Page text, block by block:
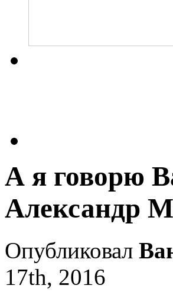
А я говорю
Александр
Опубликовал
17th, 2016